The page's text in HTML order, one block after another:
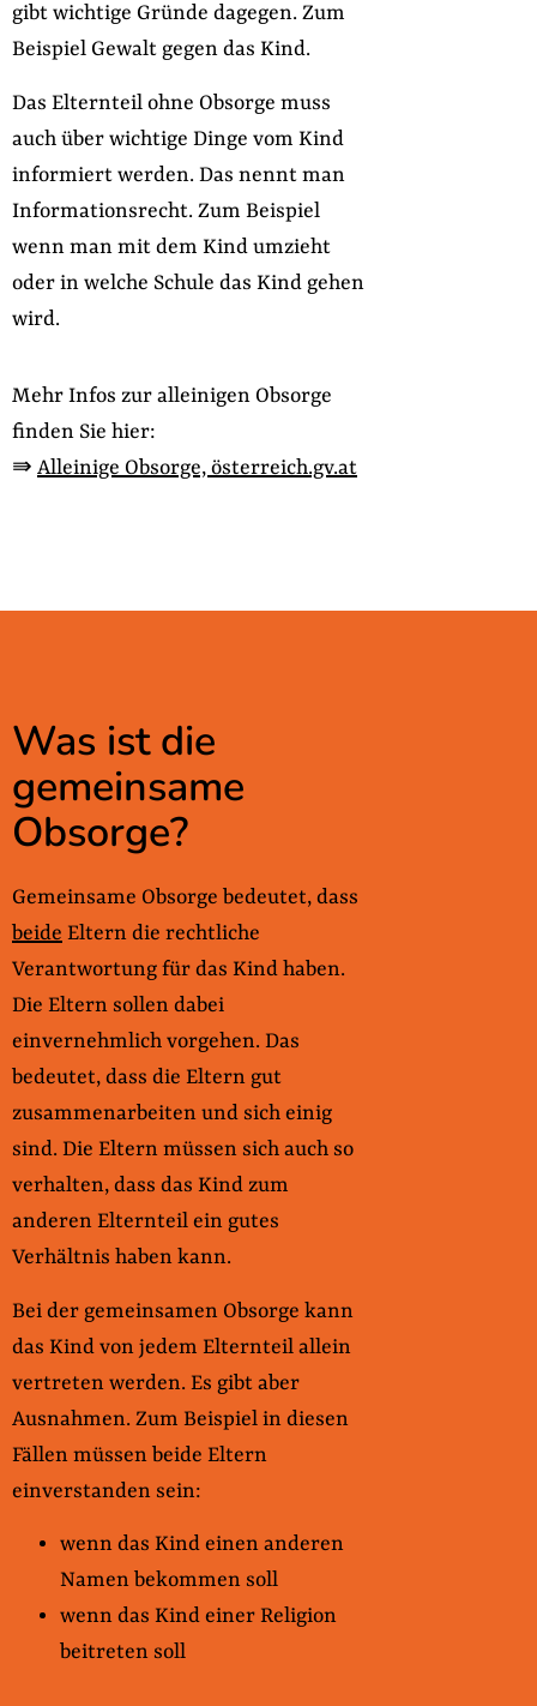
gibt wichtige Gründe dagegen. Zum
Beispiel Gewalt gegen das Kind.
Das Elternteil ohne Obsorge muss
auch über wichtige Dinge vom Kind
informiert werden. Das nennt man
Informationsrecht. Zum Beispiel
wenn man mit dem Kind umzieht
oder in welche Schule das Kind gehen
wird.
Mehr Infos zur alleinigen Obsorge
finden Sie hier:
⇛ Alleinige Obsorge, österreich.gv.at
Was ist die
gemeinsame
Obsorge?
Gemeinsame Obsorge bedeutet, dass
beide Eltern die rechtliche
Verantwortung für das Kind haben.
Die Eltern sollen dabei
einvernehmlich vorgehen. Das
bedeutet, dass die Eltern gut
zusammenarbeiten und sich einig
sind. Die Eltern müssen sich auch so
verhalten, dass das Kind zum
anderen Elternteil ein gutes
Verhältnis haben kann.
Bei der gemeinsamen Obsorge kann
das Kind von jedem Elternteil allein
vertreten werden. Es gibt aber
Ausnahmen. Zum Beispiel in diesen
Fällen müssen beide Eltern
einverstanden sein:
wenn das Kind einen anderen
Namen bekommen soll
wenn das Kind einer Religion
beitreten soll